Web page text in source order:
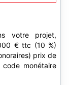
votre projet,
prix de
monétaire